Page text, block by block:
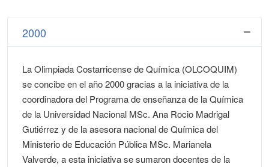
2000
La Olimpiada Costarricense de Química (OLCOQUIM)
se concibe en el año 2000 gracias a la iniciativa de la
coordinadora del Programa de enseñanza de la Química
de la Universidad Nacional MSc. Ana Rocio Madrigal
Gutiérrez y de la asesora nacional de Química del
Ministerio de Educación Pública MSc. Marianela
Valverde, a esta iniciativa se sumaron docentes de la